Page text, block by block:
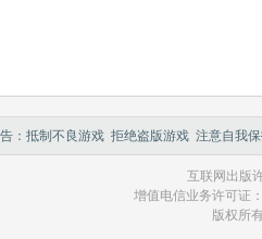
：抵制不良游戏 拒绝盗版游戏 注意自我
互联网出版
增值电信业务许可证
版权所